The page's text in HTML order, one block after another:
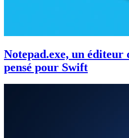
Notepad.exe, un éditeur
pensé pour Swift